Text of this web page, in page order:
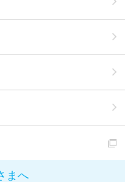
まへ